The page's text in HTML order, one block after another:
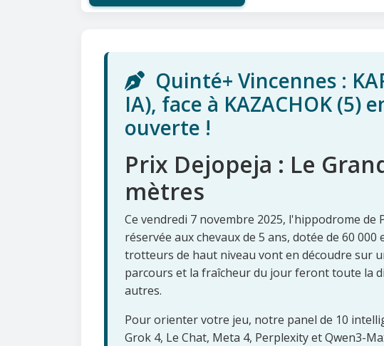
Quinté+ Vincennes :
IA), face à KAZACHOK
ouverte !
Prix Dejopeja : Le
mètres
Ce vendredi 7 novembre 2025, l'hippodrome de
réservée aux chevaux de 5 ans, dotée de 60
trotteurs de haut niveau vont en découdre sur
parcours et la fraîcheur du jour feront toute la
autres.
Pour orienter votre jeu, notre panel de 10
Grok 4, Le Chat, Meta 4, Perplexity et Qwen3-